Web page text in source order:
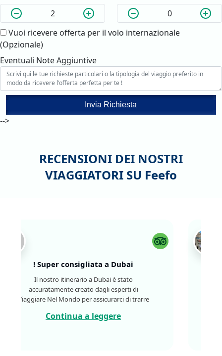
Vuoi ricevere offerta per il volo internazionale
(Opzionale)
Eventuali Note Aggiuntive
Invia Richiesta
-->
RECENSIONI DEI NOSTRI
VIAGGIATORI SU Feefo
Super consigliata a Dubai !
Il nostro itinerario a Dubai è stato
accuratamente creato dagli esperti di
Viaggiare Nel Mondo per assicurarci di trarre
Abbiamo visitato luoghi simbolo come il Burj
Continua a leggere